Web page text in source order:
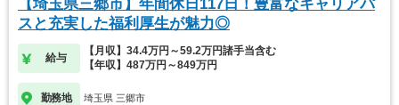
【埼玉県三郷市】年間休日117日！豊富なキャリアパ
スと充実した福利厚生が魅力◎
給与
【月収】34.4万円～59.2万円諸手当含む
【年収】487万円～849万円
勤務地 埼玉県 三郷市